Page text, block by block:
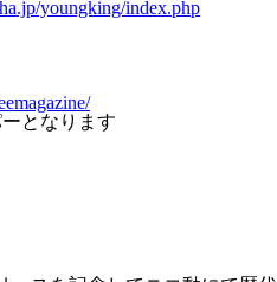
youngking/index.php
となります